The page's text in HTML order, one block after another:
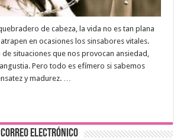
de cabeza, la vida no es tan plana
en ocasiones los sinsabores vitales.
situaciones que nos provocan ansiedad,
Pero todo es efímero si sabemos
y madurez. …
electrónico